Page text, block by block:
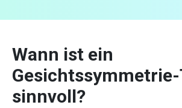
Wann ist ein
sinnvoll?